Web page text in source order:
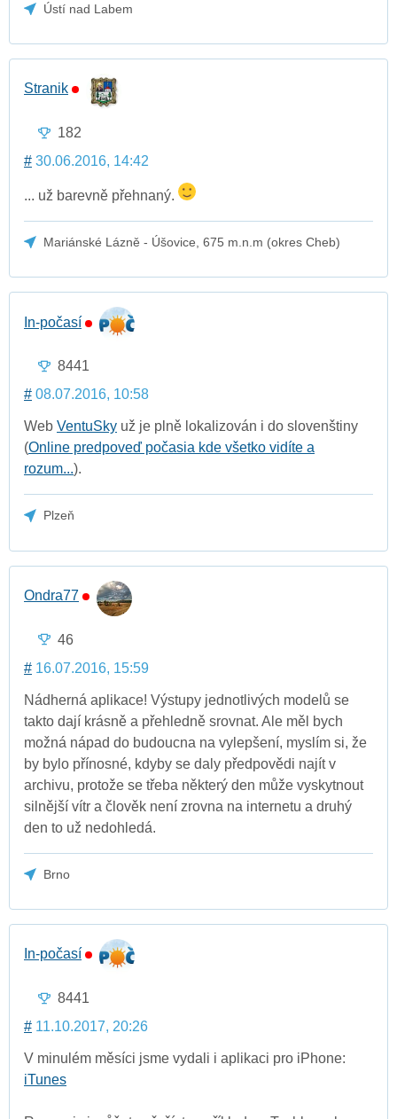
Ústí nad Labem
Stranik
182
# 30.06.2016, 14:42
... už barevně přehnaný.
Mariánské Lázně - Úšovice, 675 m.n.m (okres Cheb)
In-počasí
8441
# 08.07.2016, 10:58
Web VentuSky už je plně lokalizován i do slovenštiny
(Online predpoveď počasia kde všetko vidíte a
rozum...).
Plzeň
Ondra77
46
# 16.07.2016, 15:59
Nádherná aplikace! Výstupy jednotlivých modelů se
takto dají krásně a přehledně srovnat. Ale měl bych
možná nápad do budoucna na vylepšení, myslím si, že
by bylo přínosné, kdyby se daly předpovědi najít v
archivu, protože se třeba některý den může vyskytnout
silnější vítr a člověk není zrovna na internetu a druhý
den to už nedohledá.
Brno
In-počasí
8441
# 11.10.2017, 20:26
V minulém měsíci jsme vydali i aplikaci pro iPhone:
iTunes